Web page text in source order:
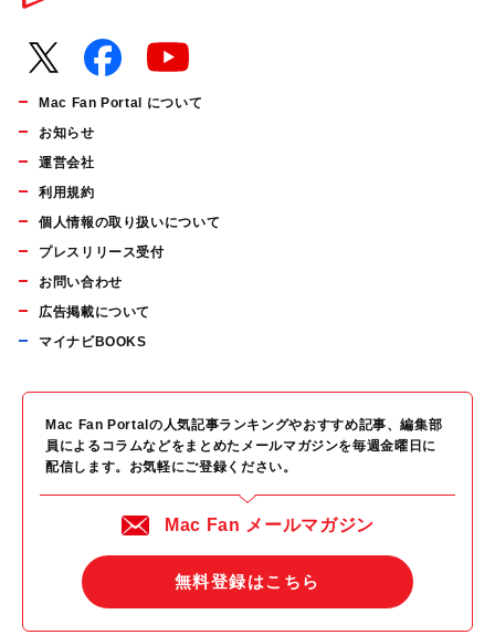
Mac Fan Portal について
お知らせ
運営会社
利用規約
個人情報の取り扱いについて
プレスリリース受付
お問い合わせ
広告掲載について
マイナビBOOKS
Mac Fan Portalの人気記事ランキングやおすすめ記事、編集部
員によるコラムなどをまとめたメールマガジンを毎週金曜日に
配信します。お気軽にご登録ください。
Mac Fan メールマガジン
無料登録はこちら